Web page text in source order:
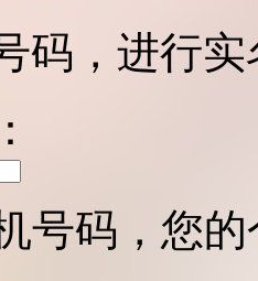
码，进行
号码，您